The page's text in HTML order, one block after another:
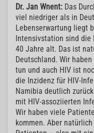
Dr. Jan Wnent: Das
viel niedriger als in
Lebenserwartung liegt
Intensivstation sind
40 Jahre alt. Das ist
Deutschland. Wir
tun und auch HIV ist
die Inzidenz für HIV-
Namibia deutlich
mit HIV-assoziierten
Wir haben viele
kommen. Aber